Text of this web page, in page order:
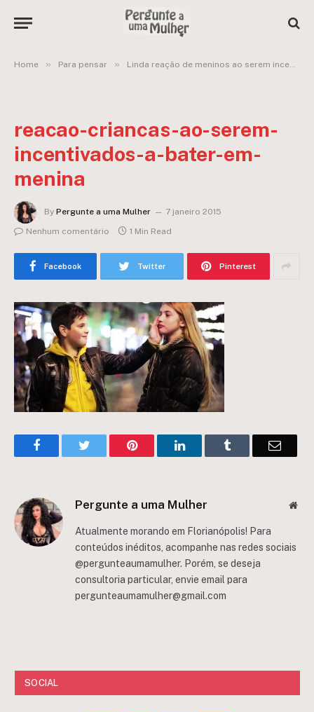
Home » Para pensar » Linda reação de meninos ao serem incentivados a bater em uma menina!
reacao-criancas-ao-serem-
incentivados-a-bater-em-
menina
By Pergunte a uma Mulher
7 janeiro 2015
Nenhum comentário
1 Min Read
Facebook Twitter Pinterest
FacebookTwitter Pinterest LinkedInTumblr Email
Pergunte a uma Mulher
Atualmente morando em Florianópolis! Para
conteúdos inéditos, acompanhe nas redes sociais
@pergunteaumamulher. Porém, se deseja
consultoria particular, envie email para
pergunteaumamulher@gmail.com
SOCIAL